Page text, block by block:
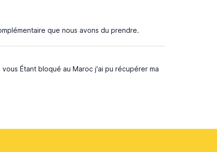
que nous avons du prendre.
Étant bloqué au Maroc j'ai pu récupérer ma